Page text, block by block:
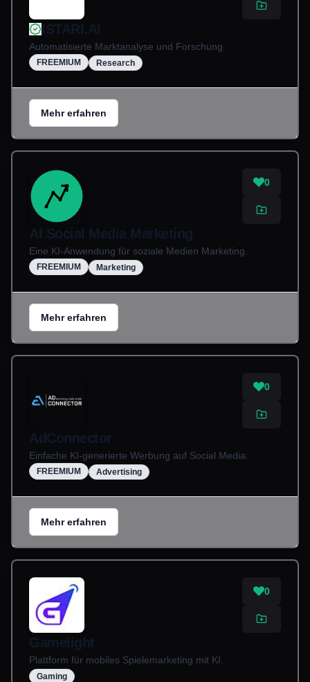
ISTARI.AI
Automatisierte Marktanalyse und Forschung.
FREEMIUM Research
Mehr erfahren
0
AI Social Media Marketing
Eine KI-Anwendung für soziale Medien Marketing.
FREEMIUM Marketing
Mehr erfahren
0
AdConnector
Einfache KI-generierte Werbung auf Social Media.
FREEMIUM Advertising
Mehr erfahren
0
Gamelight
Plattform für mobiles Spielemarketing mit KI.
Gaming